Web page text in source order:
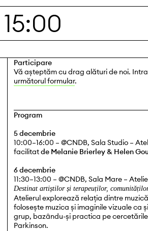
15:00
Participare
Vă așteptăm cu drag alături de noi.
următorul formular.
Program
5 decembrie
10:00–16:00 – @CNDB, Sala Studio –
facilitatde Melanie Brierley & Helen
6 decembrie
11:30–13:00 – @CNDB, Sala Mare –
Destinat artiștilor și terapeuților,
Atelierul explorează relația dintre
folosește muzica și imaginile vizuale ca
grup, bazându-și practica pe
Parkinson.